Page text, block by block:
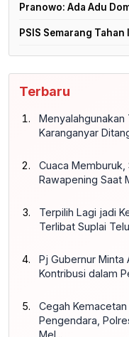
Pranowo: Ada Adu
PSIS Semarang Tahan
Terbaru
Menyalahgunakan
Karanganyar
Cuaca
Rawapening Saat
Terpilih Lagi jadi
Terlibat Suplai
Pj Gubernur Minta
Kontribusi dalam
Cegah
Pengendara,
Mel...